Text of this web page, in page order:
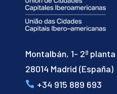
Montalbán, 1- 2ª planta
28014 Madrid (España)
+34 915 889 693